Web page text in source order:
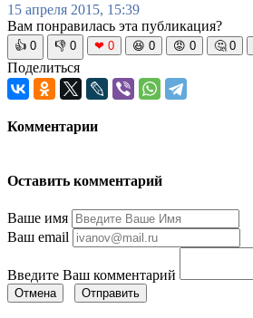
15 апреля 2015, 15:39
Вам понравилась эта публикация?
👍 0 👎 0 ❤ 0 😆 0 😡 0 🤔 0
Поделиться
Комментарии
Оставить комментарий
Ваше имя
Ваш email
Введите Ваш комментарий
Отмена Отправить